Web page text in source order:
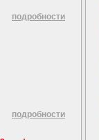
подробности
подробности